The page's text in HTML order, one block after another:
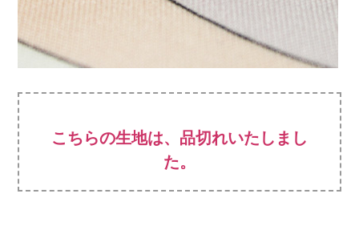
こちらの生地は、品切れいたしまし
た。